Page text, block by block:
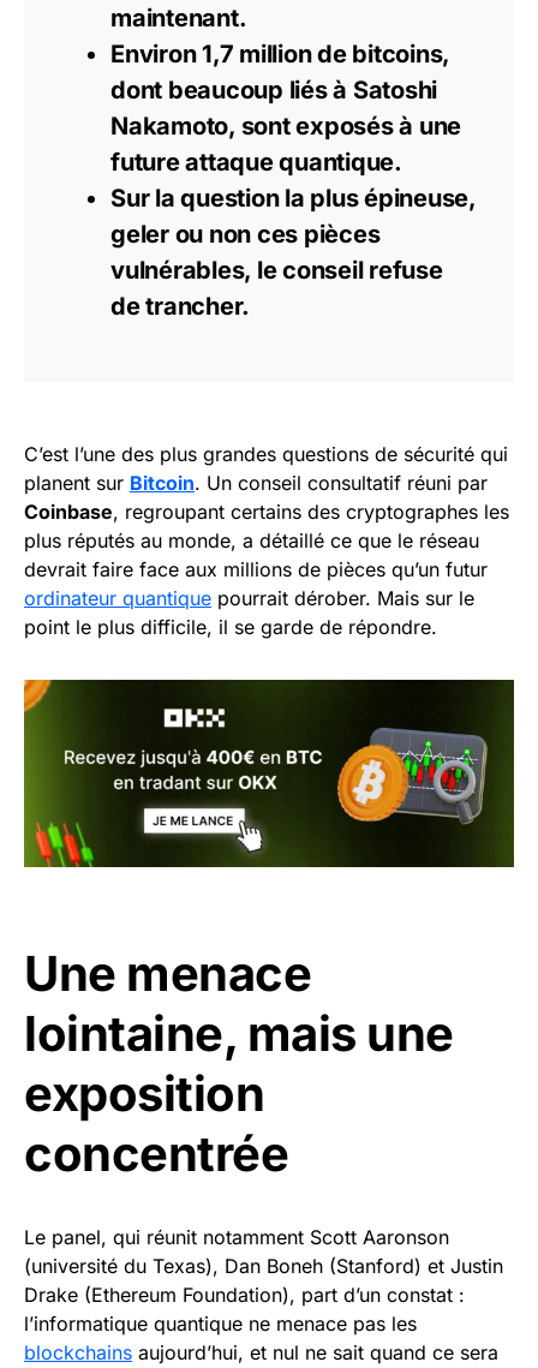
maintenant.
Environ 1,7 million de bitcoins,
dont beaucoup liés à Satoshi
Nakamoto, sont exposés à une
future attaque quantique.
Sur la question la plus épineuse,
geler ou non ces pièces
vulnérables, le conseil refuse
de trancher.
C’est l’une des plus grandes questions de sécurité qui
planent sur Bitcoin. Un conseil consultatif réuni par
Coinbase, regroupant certains des cryptographes les
plus réputés au monde, a détaillé ce que le réseau
devrait faire face aux millions de pièces qu’un futur
ordinateur quantique pourrait dérober. Mais sur le
point le plus difficile, il se garde de répondre.
Une menace
lointaine, mais une
exposition
concentrée
Le panel, qui réunit notamment Scott Aaronson
(université du Texas), Dan Boneh (Stanford) et Justin
Drake (Ethereum Foundation), part d’un constat :
l’informatique quantique ne menace pas les
blockchains aujourd’hui, et nul ne sait quand ce sera